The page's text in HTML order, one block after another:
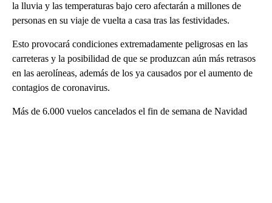
la lluvia y las temperaturas bajo cero afectarán a millones de
personas en su viaje de vuelta a casa tras las festividades.
Esto provocará condiciones extremadamente peligrosas en las
carreteras y la posibilidad de que se produzcan aún más retrasos
en las aerolíneas, además de los ya causados por el aumento de
contagios de coronavirus.
Más de 6.000 vuelos cancelados el fin de semana de Navidad